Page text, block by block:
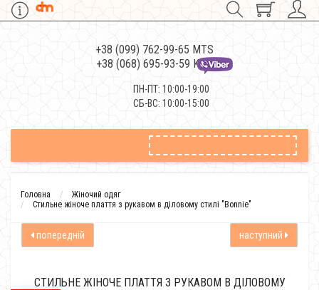
+38 (099) 762-99-65 MTS
+38 (068) 695-93-59 Kievstar
ПН-ПТ: 10:00-19:00
СБ-ВС: 10:00-15:00
Головна
Жіночий одяг
Стильне жіноче плаття з рукавом в діловому стилі "Bonnie"
попередній наступний
СТИЛЬНЕ ЖІНОЧЕ ПЛАТТЯ З РУКАВОМ В ДІЛОВОМУ